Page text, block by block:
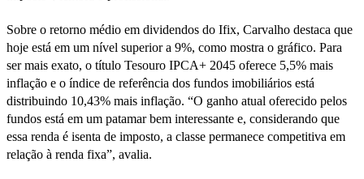
Sobre o retorno médio em dividendos do Ifix, Carvalho destaca que
hoje está em um nível superior a 9%, como mostra o gráfico. Para
ser mais exato, o título Tesouro IPCA+ 2045 oferece 5,5% mais
inflação e o índice de referência dos fundos imobiliários está
distribuindo 10,43% mais inflação. “O ganho atual oferecido pelos
fundos está em um patamar bem interessante e, considerando que
essa renda é isenta de imposto, a classe permanece competitiva em
relação à renda fixa”, avalia.